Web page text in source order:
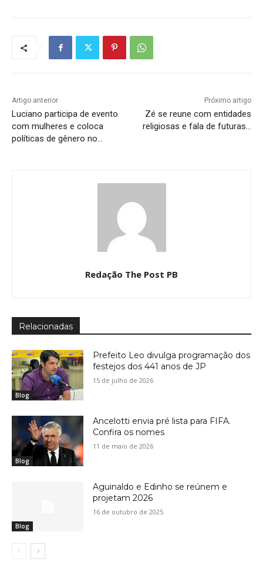
Artigo anterior
Luciano participa de evento
com mulheres e coloca
políticas de gênero no…
Próximo artigo
Zé se reune com entidades
religiosas e fala de futuras…
Redação The Post PB
Relacionadas
Blog
Prefeito Leo divulga programação dos
festejos dos 441 anos de JP
15 de julho de 2026
Blog
Ancelotti envia pré lista para FIFA.
Confira os nomes
11 de maio de 2026
Blog
Aguinaldo e Edinho se reúnem e
projetam 2026
16 de outubro de 2025